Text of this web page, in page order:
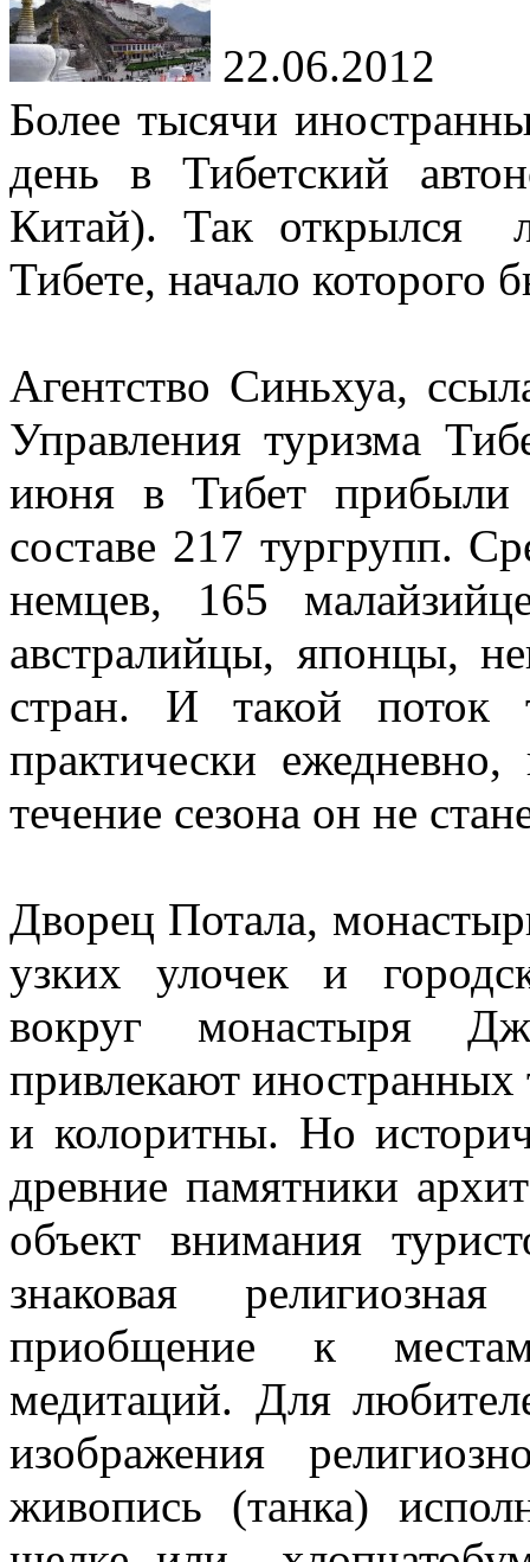
22.06.2012
Более тысячи
день в Тибетский
Китай). Так открылся
Тибете, начало которого
Агентство Синьхуа,
Управления туризма
июня в Тибет прибыли
составе 217 тургрупп.
немцев, 165
австралийцы, японцы,
стран. И такой поток
практически
течение сезона он не
Дворец Потала,
узких улочек и
вокруг монастыря
привлекают
и колоритны. Но
древние памятники
объект внимания
знаковая
приобщение к
медитаций. Для
изображения
живопись (танка)